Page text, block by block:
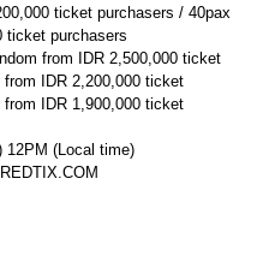
ticket purchasers / 40pax
ticket purchasers
from IDR 2,500,000 ticket
IDR 2,200,000 ticket
IDR 1,900,000 ticket
12PM (Local time)